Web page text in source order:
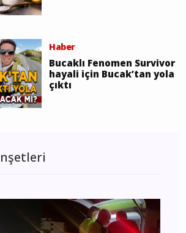
Haber
Bucaklı Fenomen Survivor
hayali için Bucak’tan yola
çıktı